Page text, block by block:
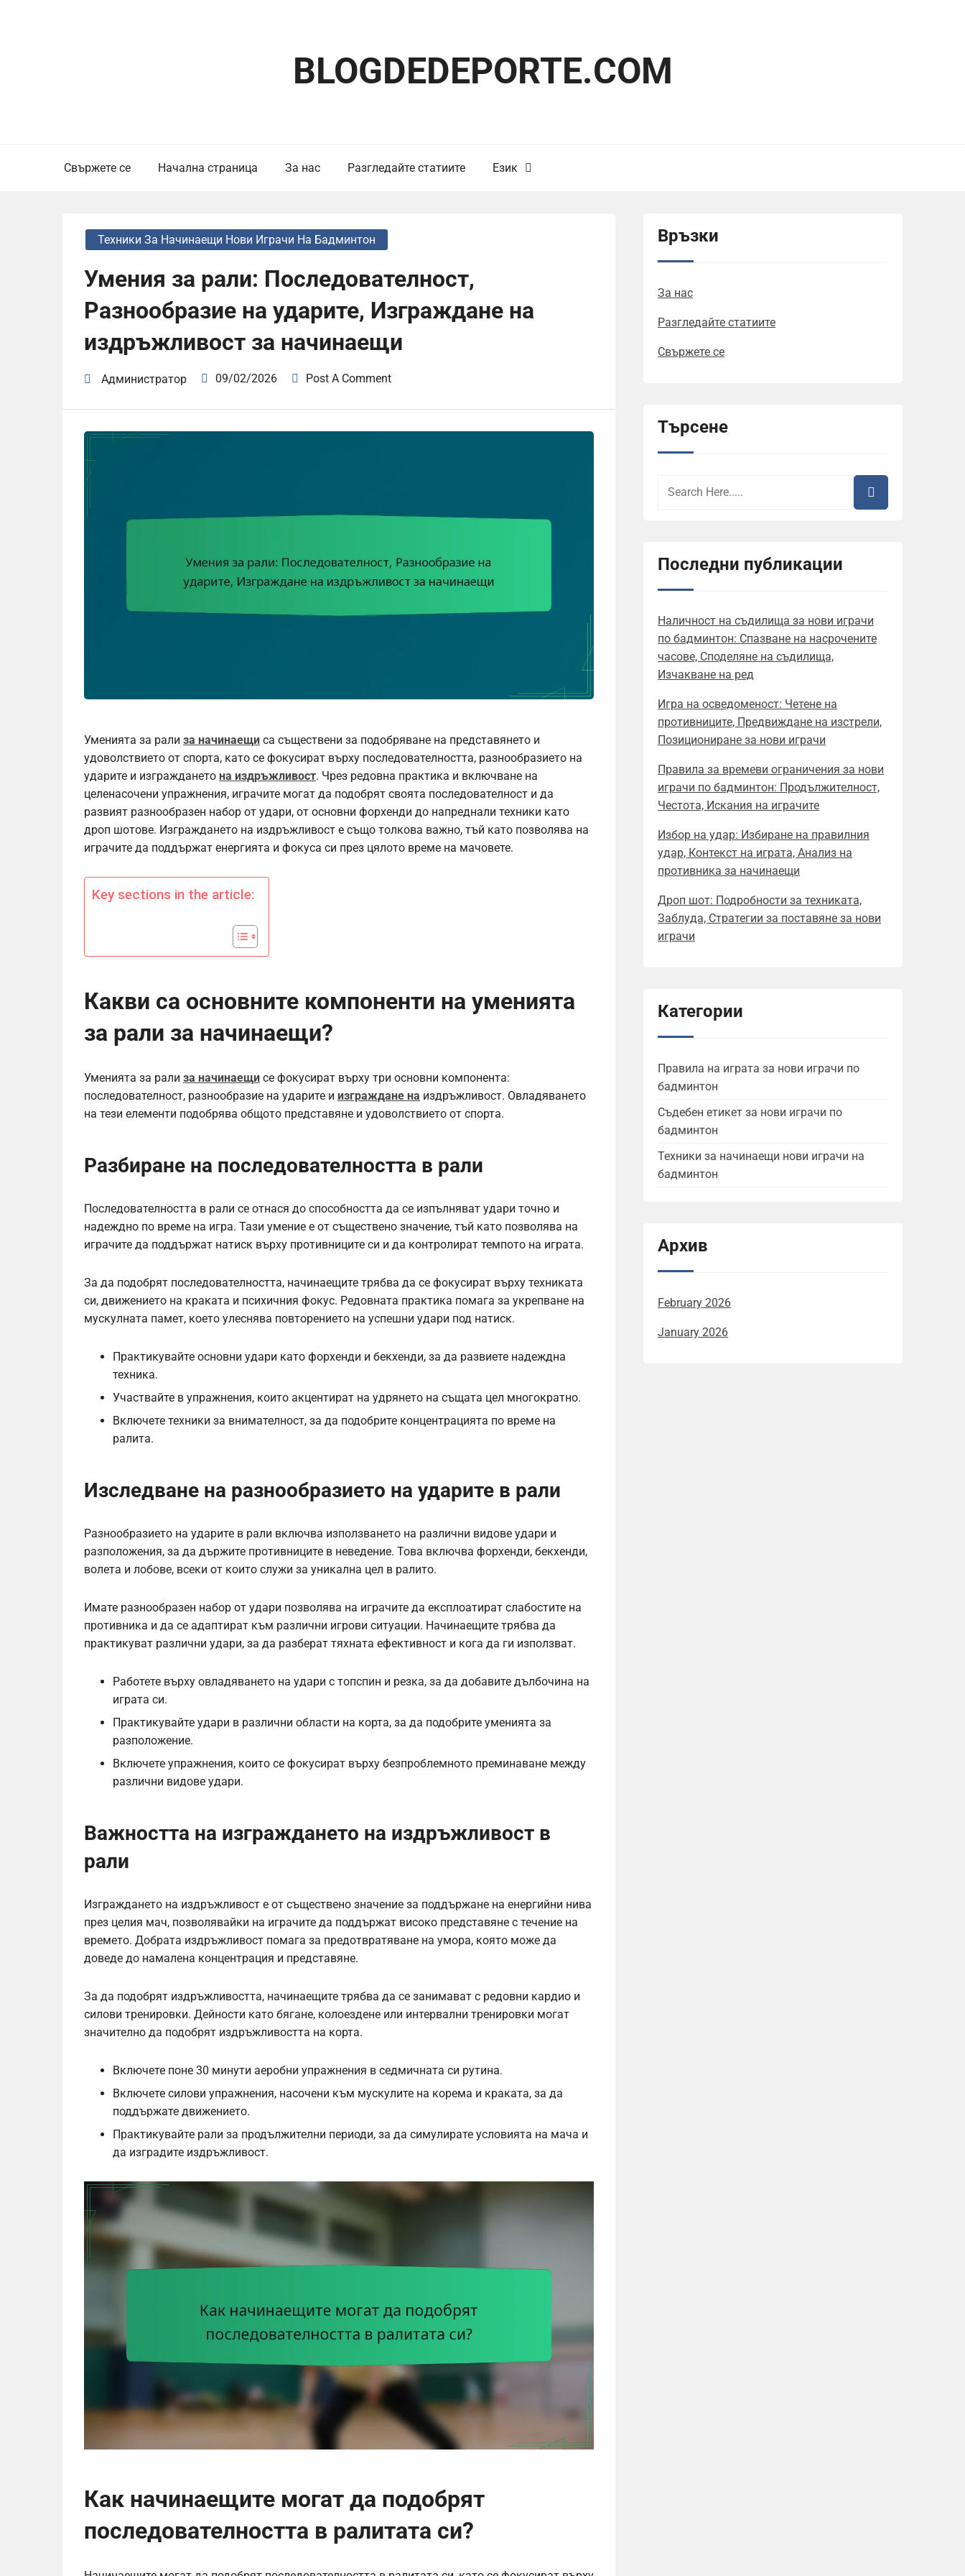
BLOGDEDEPORTE.COM
Свържете се Начална страница За нас Разгледайте статиите Език
Техники За Начинаещи Нови Играчи На Бадминтон
Умения за рали: Последователност,
Разнообразие на ударите, Изграждане на
издръжливост за начинаещи
Администратор 09/02/2026 Post A Comment
Уменията за рали за начинаещи са съществени за подобряване на представянето и
удоволствието от спорта, като се фокусират върху последователността, разнообразието на
ударите и изграждането на издръжливост. Чрез редовна практика и включване на
целенасочени упражнения, играчите могат да подобрят своята последователност и да
развият разнообразен набор от удари, от основни форхенди до напреднали техники като
дроп шотове. Изграждането на издръжливост е също толкова важно, тъй като позволява на
играчите да поддържат енергията и фокуса си през цялото време на мачовете.
Key sections in the article:
Какви са основните компоненти на уменията
за рали за начинаещи?
Уменията за рали за начинаещи се фокусират върху три основни компонента:
последователност, разнообразие на ударите и изграждане на издръжливост. Овладяването
на тези елементи подобрява общото представяне и удоволствието от спорта.
Разбиране на последователността в рали
Последователността в рали се отнася до способността да се изпълняват удари точно и
надеждно по време на игра. Тази умение е от съществено значение, тъй като позволява на
играчите да поддържат натиск върху противниците си и да контролират темпото на играта.
За да подобрят последователността, начинаещите трябва да се фокусират върху техниката
си, движението на краката и психичния фокус. Редовната практика помага за укрепване на
мускулната памет, което улеснява повторението на успешни удари под натиск.
Практикувайте основни удари като форхенди и бекхенди, за да развиете надеждна
техника.
Участвайте в упражнения, които акцентират на удрянето на същата цел многократно.
Включете техники за внимателност, за да подобрите концентрацията по време на
ралита.
Изследване на разнообразието на ударите в рали
Разнообразието на ударите в рали включва използването на различни видове удари и
разположения, за да държите противниците в неведение. Това включва форхенди, бекхенди,
волета и лобове, всеки от които служи за уникална цел в ралито.
Имате разнообразен набор от удари позволява на играчите да експлоатират слабостите на
противника и да се адаптират към различни игрови ситуации. Начинаещите трябва да
практикуват различни удари, за да разберат тяхната ефективност и кога да ги използват.
Работете върху овладяването на удари с топспин и резка, за да добавите дълбочина на
играта си.
Практикувайте удари в различни области на корта, за да подобрите уменията за
разположение.
Включете упражнения, които се фокусират върху безпроблемното преминаване между
различни видове удари.
Важността на изграждането на издръжливост в
рали
Изграждането на издръжливост е от съществено значение за поддържане на енергийни нива
през целия мач, позволявайки на играчите да поддържат високо представяне с течение на
времето. Добрата издръжливост помага за предотвратяване на умора, която може да
доведе до намалена концентрация и представяне.
За да подобрят издръжливостта, начинаещите трябва да се занимават с редовни кардио и
силови тренировки. Дейности като бягане, колоездене или интервални тренировки могат
значително да подобрят издръжливостта на корта.
Включете поне 30 минути аеробни упражнения в седмичната си рутина.
Включете силови упражнения, насочени към мускулите на корема и краката, за да
поддържате движението.
Практикувайте рали за продължителни периоди, за да симулирате условията на мача и
да изградите издръжливост.
Как начинаещите могат да подобрят
последователността в ралитата си?
Връзки
За нас
Разгледайте статиите
Свържете се
Търсене
Последни публикации
Наличност на съдилища за нови играчи
по бадминтон: Спазване на насрочените
часове, Споделяне на съдилища,
Изчакване на ред
Игра на осведоменост: Четене на
противниците, Предвиждане на изстрели,
Позициониране за нови играчи
Правила за времеви ограничения за нови
играчи по бадминтон: Продължителност,
Честота, Искания на играчите
Избор на удар: Избиране на правилния
удар, Контекст на играта, Анализ на
противника за начинаещи
Дроп шот: Подробности за техниката,
Заблуда, Стратегии за поставяне за нови
играчи
Категории
Правила на играта за нови играчи по
бадминтон
Съдебен етикет за нови играчи по
бадминтон
Техники за начинаещи нови играчи на
бадминтон
Архив
February 2026
January 2026